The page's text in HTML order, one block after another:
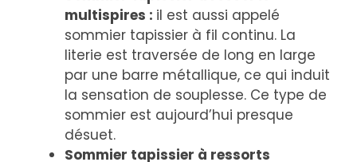
multispires : il est aussi appelé
sommier tapissier à fil continu. La
literie est traversée de long en large
par une barre métallique, ce qui induit
la sensation de souplesse. Ce type de
sommier est aujourd’hui presque
désuet.
Sommier tapissier à ressorts